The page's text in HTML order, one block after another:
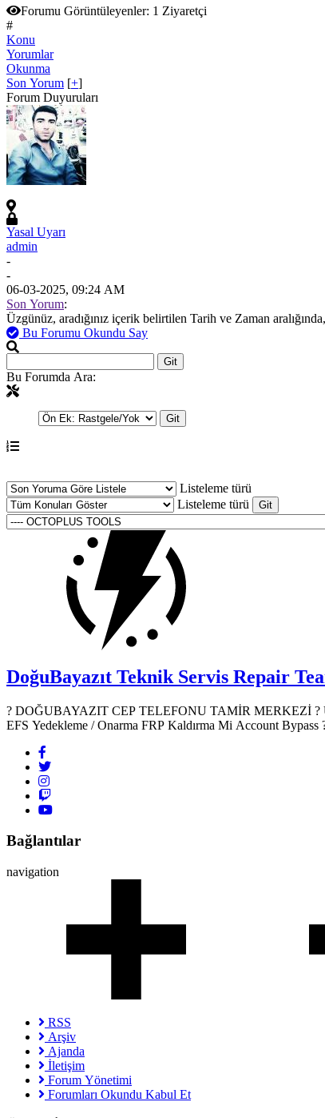
Forumu Görüntüleyenler: 1 Ziyaretçi
#
Konu
Yorumlar
Okunma
Son Yorum [+]
Forum Duyuruları
Yasal Uyarı
admin
-
-
06-03-2025, 09:24 AM
Son Yorum:
Üzgünüz, aradığınız içerik belirtilen Tarih ve Zaman
Bu Forumu Okundu Say
Bu Forumda Ara:
Listeleme türü
Listeleme türü
DoğuBayazıt Teknik Servis Repair
? DOĞUBAYAZIT CEP TELEFONU TAMİR MERKEZİ ?️ Ücretli Yazılım & Donanım Hizmetleri ? Mobil Cihaz Yazılım Hizmetleri Root Atma TWRP Recovery Yükleme IMEI Onarımı (Yasal çerçevede)
Bağlantılar
navigation
RSS
Arşiv
Ajanda
İletişim
Forum Yönetimi
Forumları Okundu Kabul Et